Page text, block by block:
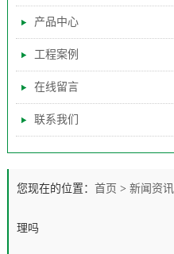
产品中心
工程案例
在线留言
联系我们
您现在的位置： 首页 > 新闻资讯
理吗